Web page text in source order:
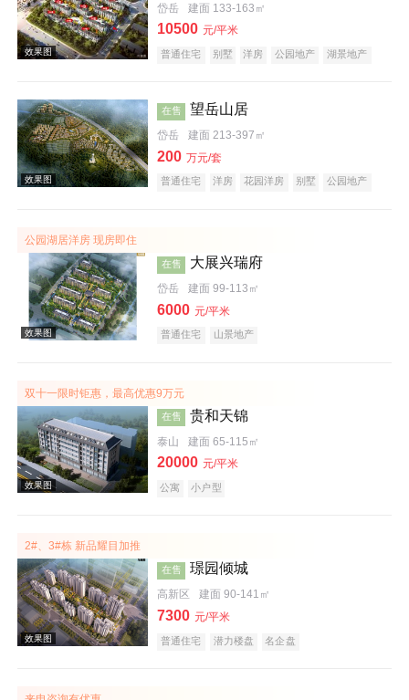
效果图
效果图
岱岳 建面 133-163㎡
10500 元/平米
普通住宅 别墅 洋房 公园地产
湖景地产
在售 望岳山居
岱岳 建面 213-397㎡
200 万元/套
普通住宅 洋房 花园洋房 别墅
公园地产
公园湖居洋房 现房即住
在售 大展兴瑞府
岱岳 建面 99-113㎡
6000 元/平米
普通住宅 山景地产
双十一限时钜惠，最高优惠9万元
在售 贵和天锦
泰山 建面 65-115㎡
20000 元/平米
公寓 小户型
2#、3#栋 新品耀目加推
在售 璟园倾城
高新区 建面 90-141㎡
7300 元/平米
普通住宅 潜力楼盘 名企盘